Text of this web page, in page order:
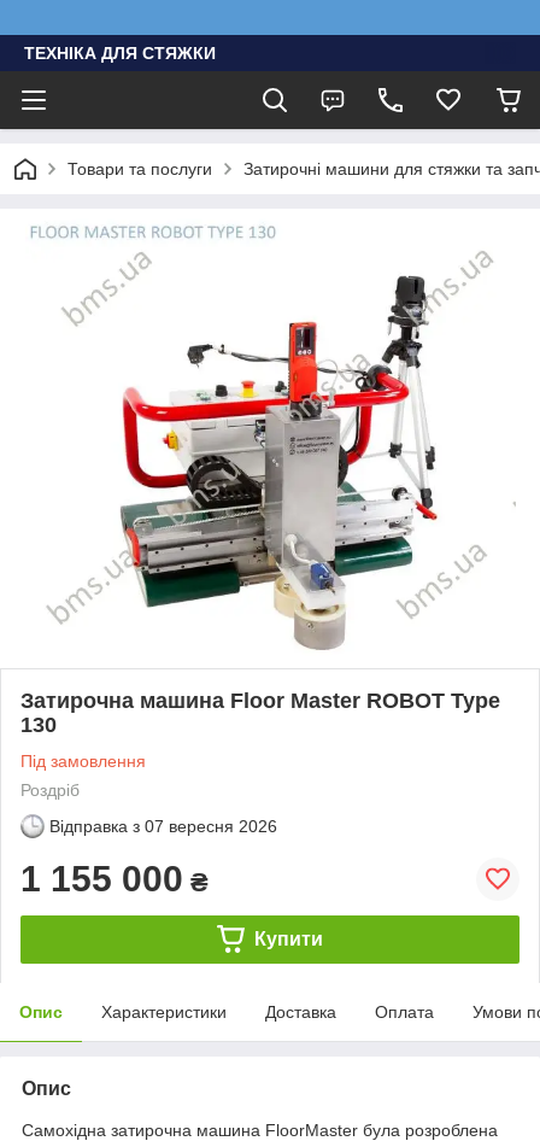
ТЕХНІКА ДЛЯ СТЯЖКИ
Товари та послуги Затирочні машини для стяжки та
Затирочна машина Floor Master ROBOT Type
130
Під замовлення
Роздріб
Відправка з 07 вересня 2026
1 155 000 ₴
Купити
Опис Характеристики Доставка Оплата Умови
Опис
Самохідна затирочна машина FloorMaster була розроблена